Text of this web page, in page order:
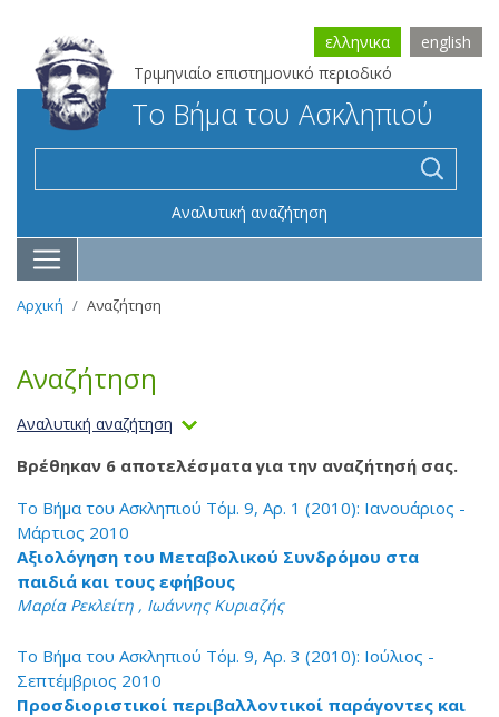
Τριμηνιαίο επιστημονικό περιοδικό
ελληνικα english
Το Βήμα του Ασκληπιού
Αναλυτική αναζήτηση
Αρχική Αναζήτηση
Αναζήτηση
Αναλυτική αναζήτηση
Βρέθηκαν 6 αποτελέσματα για την αναζήτησή σας.
Το Βήμα του Ασκληπιού Τόμ. 9, Αρ. 1 (2010): Ιανουάριος -
Μάρτιος 2010
Αξιολόγηση του Μεταβολικού Συνδρόμου στα
παιδιά και τους εφήβους
Μαρία Ρεκλείτη , Ιωάννης Κυριαζής
Το Βήμα του Ασκληπιού Τόμ. 9, Αρ. 3 (2010): Ιούλιος -
Σεπτέμβριος 2010
Προσδιοριστικοί περιβαλλοντικοί παράγοντες και